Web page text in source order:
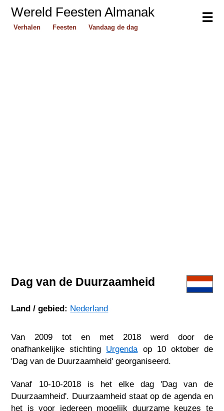
☰
Wereld Feesten Almanak
Verhalen Feesten Vandaag de dag
Dag van de Duurzaamheid
Land / gebied: Nederland
Van 2009 tot en met 2018 werd door de
onafhankelijke stichting Urgenda op 10 oktober de
'Dag van de Duurzaamheid' georganiseerd.
Vanaf 10-10-2018 is het elke dag 'Dag van de
Duurzaamheid'. Duurzaamheid staat op de agenda en
het is voor iedereen mogelijk duurzame keuzes te